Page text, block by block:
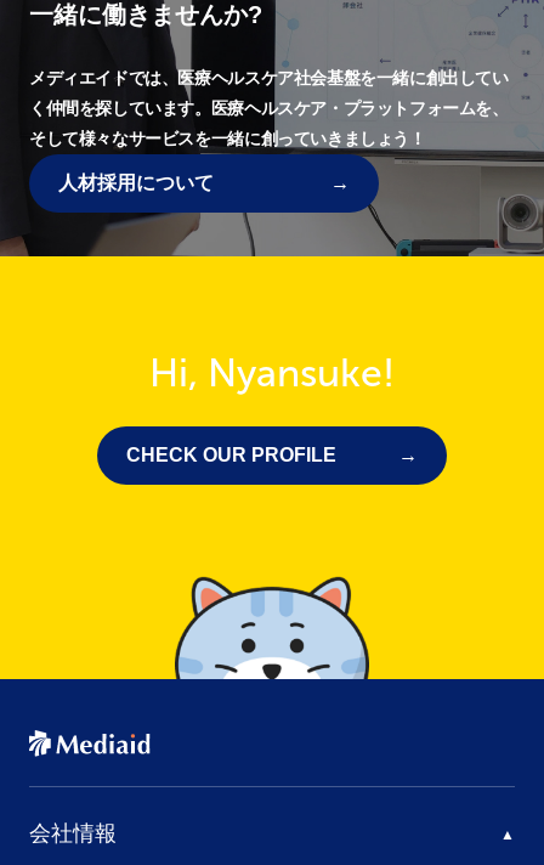
一緒に働きませんか?
メディエイドでは、医療ヘルスケア社会基盤を一緒に創出してい
く仲間を探しています。
医療ヘルスケア・プラットフォームを、
そして様々なサービスを一緒に創っていきましょう！
人材採用について
Hi, Nyansuke!
CHECK OUR PROFILE
会社情報